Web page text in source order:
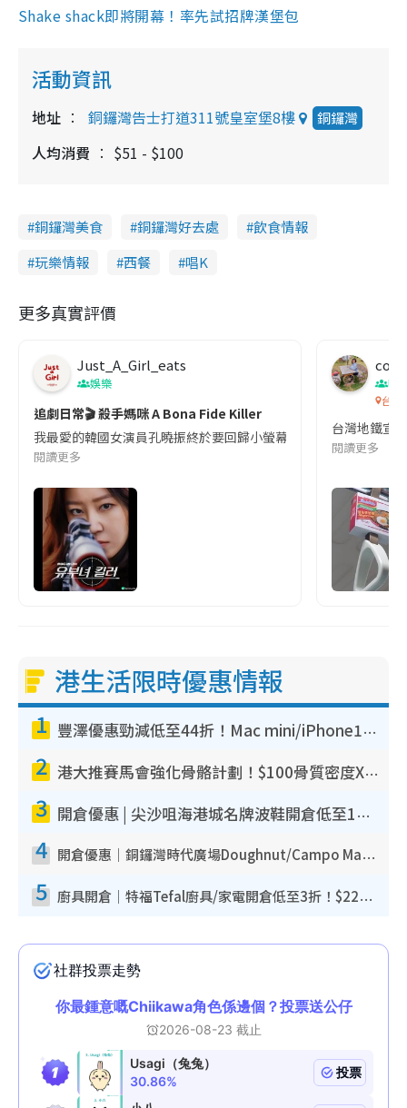
Shake shack即將開幕！率先試招牌漢堡包
活動資訊
地址 銅鑼灣告士打道311號皇室堡8樓 銅鑼灣
人均消費 $51 - $100
銅鑼灣美食 銅鑼灣好去處
飲食情報
玩樂情報
西餐 唱K
更多真實評價
Just_A_Girl_eats
娛樂
追劇日常🎬 殺手媽咪 A Bona Fide Killer
我最愛的韓國女演員孔曉振終於要回歸小螢幕啦!這次的劇本改編
閱讀更多
co
吹
台灣
台灣地鐵宣
閱讀更多
港生活限時優惠情報
1 豐澤優惠勁減低至44折！Mac mini/iPhone17Pro大減價！廚房家電$220起
2 港大推賽馬會強化骨骼計劃！$100骨質密度X光檢查 完成免費運動訓練送超市禮券！附參加資格
3 開倉優惠 | 尖沙咀海港城名牌波鞋開倉低至1折！On鞋$899起／Joy&Peace鞋履$98起
4 開倉優惠｜銅鑼灣時代廣場Doughnut/Campo Marzio開倉低至1折！背囊、書包、手袋劈價$200起
5 廚具開倉｜特福Tefal廚具/家電開倉低至3折！$220起買平底鍋/炒鑊/湯煲！電飯煲/吸塵機/燙斗$418起